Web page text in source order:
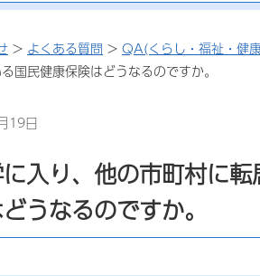
> よくある質問 > QA(くらし・福祉・健
国民健康保険はどうなるのですか。
19日
入り、他の市町村に
うなるのですか。